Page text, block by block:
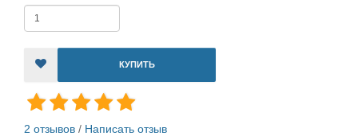
КУПИТЬ
2 отзывов / Написать отзыв